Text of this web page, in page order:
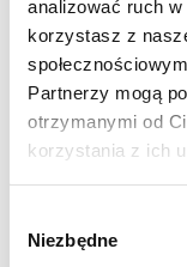
analizować ruch
korzystasz z
Partnerzy mogą
otrzymanymi od
korzystania z ich
zgody
Niezbędne
Sok i
1 łyżka
Szczypta
100 g ryżu
basmati